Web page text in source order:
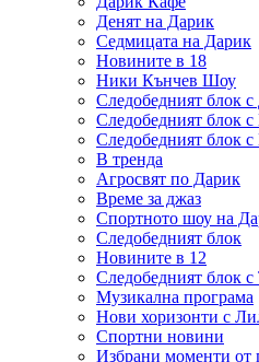
Денят на Дарик
Седмицата на Дарик
Новините в 18
Ники Кънчев Шоу
Следобедният блок
Следобедният блок
Следобедният блок с
В тренда
Агросвят по Дарик
Време за джаз
Спортното шоу на
Следобедният блок
Новините в 12
Следобедният блок
Музикална програма
Нови хоризонти с
Спортни новини
Избрани моменти от